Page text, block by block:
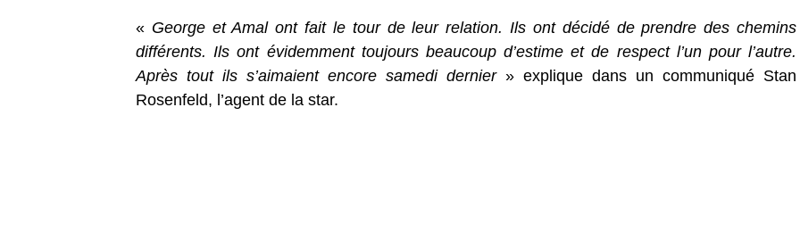
« George et Amal ont fait le tour de leur relation. Ils ont décidé de prendre des chemins
différents. Ils ont évidemment toujours beaucoup d’estime et de respect l’un pour l’autre.
Après tout ils s’aimaient encore samedi dernier» explique dans un communiqué Stan
Rosenfeld, l’agent de la star.